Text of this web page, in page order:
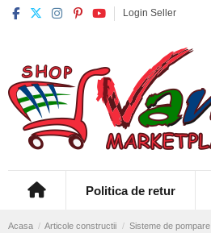
Login Seller
Politica de retur
Acasa Articole constructii Sisteme de pompare